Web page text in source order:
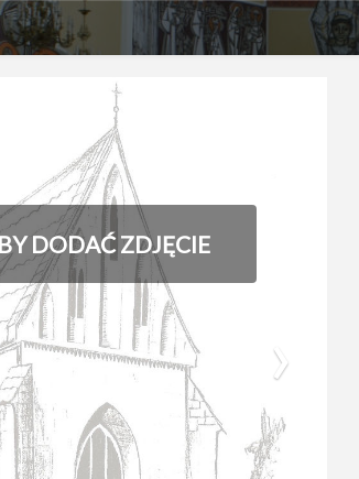
DODAĆ ZDJĘCIE
›